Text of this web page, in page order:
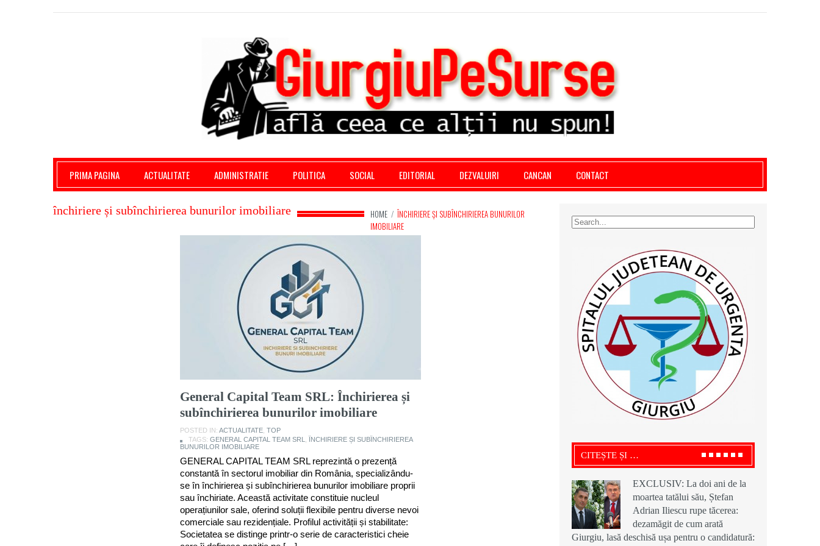
Giurgiu Pe Surse – actualitate giurgiu, administratie giurgiu, stiri politice, social economic, editoriale giurgiu, dezvaluiri, soc, cancan, stiri locale
PRIMA PAGINA
ACTUALITATE ADMINISTRATIE POLITICA SOCIAL EDITORIAL DEZVALUIRI CANCAN CONTACT
HOME / ÎNCHIRIERE ȘI SUBÎNCHIRIEREA BUNURILOR
IMOBILIARE
închiriere și subînchirierea bunurilor imobiliare
General Capital Team SRL: Închirierea și
subînchirierea bunurilor imobiliare
POSTED IN: ACTUALITATE, TOP
TAGS: GENERAL CAPITAL TEAM SRL
ÎNCHIRIERE ȘI SUBÎNCHIRIEREA
BUNURILOR IMOBILIARE
GENERAL CAPITAL TEAM SRL reprezintă o prezență
constantă în sectorul imobiliar din România, specializându-
se în închirierea și subînchirierea bunurilor imobiliare proprii
sau închiriate. Această activitate constituie nucleul
operațiunilor sale, oferind soluții flexibile pentru diverse nevoi
comerciale sau rezidențiale. Profilul activității și stabilitate:
Societatea se distinge printr-o serie de caracteristici cheie
CITEȘTE ȘI …
EXCLUSIV: La doi ani de la
moartea tatălui său, Ștefan
Adrian Iliescu rupe tăcerea:
dezamăgit de cum arată
Giurgiu, lasă deschisă ușa pentru o candidatură: